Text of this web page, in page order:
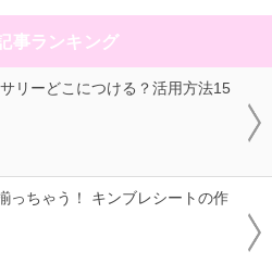
事ランキング
リーどこにつける？活用方法15
っちゃう！ キンブレシートの作